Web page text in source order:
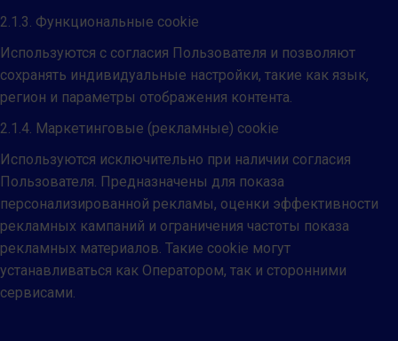
2.1.3. Функциональные cookie
Используются с согласия Пользователя и позволяют
сохранять индивидуальные настройки, такие как язык,
регион и параметры отображения контента.
2.1.4. Маркетинговые (рекламные) cookie
Используются исключительно при наличии согласия
Пользователя. Предназначены для показа
персонализированной рекламы, оценки эффективности
рекламных кампаний и ограничения частоты показа
рекламных материалов. Такие cookie могут
устанавливаться как Оператором, так и сторонними
сервисами.